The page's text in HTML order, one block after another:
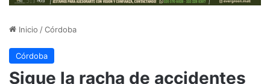
Inicio /Córdoba
Córdoba
Sigue la racha de accidentes